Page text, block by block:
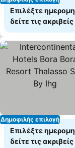
Επιλέξτε
δείτε τις
Δημοφιλής επιλογή
Επιλέξτε
δείτε τις